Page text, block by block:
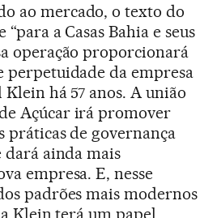
ao mercado, o texto do
a Casas Bahia e seus
operação proporcionará
perpetuidade da empresa
há 57 anos. A união
Açúcar irá promover
práticas de governança
ainda mais
empresa. E, nesse
padrões mais modernos
Klein terá um papel